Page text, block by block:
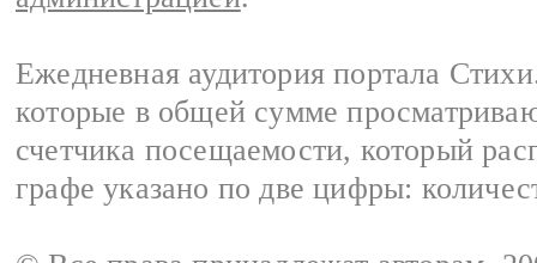
Ежедневная аудитория портала
которые в общей сумме
счетчика посещаемости, который
графе указано по две цифры: